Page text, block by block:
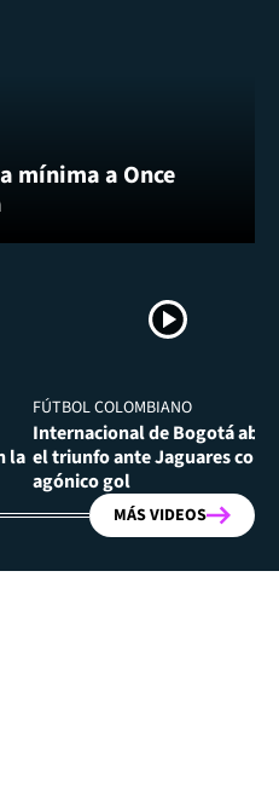
mínima a Once
la
FÚTBOL COLOMBIANO
Internacional de Bogotá
el triunfo ante Jaguares con
agónico gol
MÁS VIDEOS